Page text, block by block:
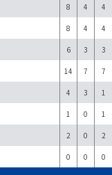
8 4 4
8 4 4
6 3 3
14 7 7
4 3 1
1 0 1
2 0 2
0 0 0